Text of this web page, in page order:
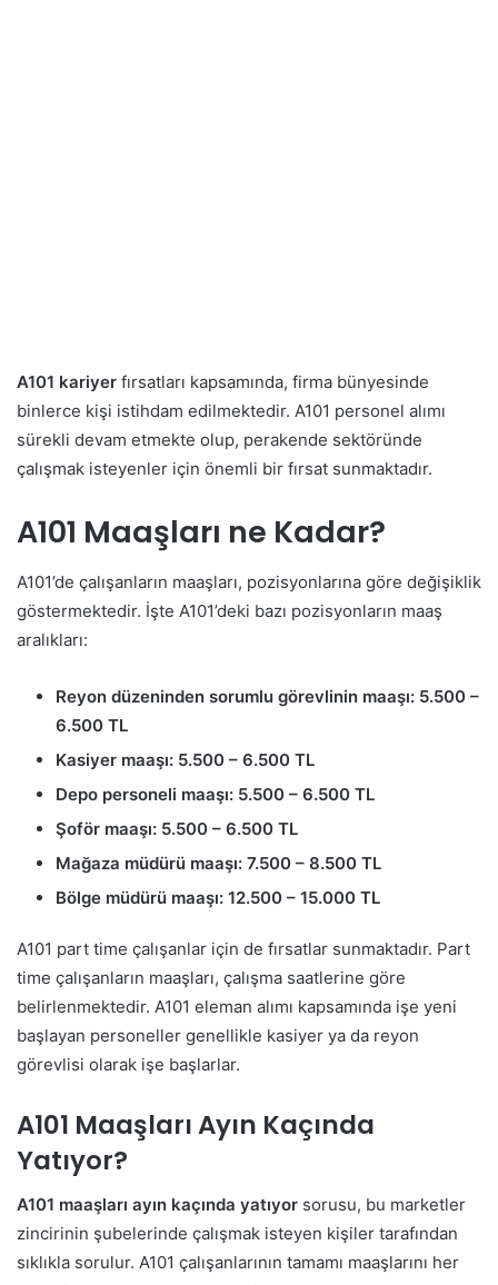
A101 kariyer fırsatları kapsamında, firma bünyesinde
binlerce kişi istihdam edilmektedir. A101 personel alımı
sürekli devam etmekte olup, perakende sektöründe
çalışmak isteyenler için önemli bir fırsat sunmaktadır.
A101 Maaşları ne Kadar?
A101’de çalışanların maaşları, pozisyonlarına göre değişiklik
göstermektedir. İşte A101’deki bazı pozisyonların maaş
aralıkları:
Reyon düzeninden sorumlu görevlinin maaşı: 5.500 –
6.500 TL
Kasiyer maaşı: 5.500 – 6.500 TL
Depo personeli maaşı: 5.500 – 6.500 TL
Şoför maaşı: 5.500 – 6.500 TL
Mağaza müdürü maaşı: 7.500 – 8.500 TL
Bölge müdürü maaşı: 12.500 – 15.000 TL
A101 part time çalışanlar için de fırsatlar sunmaktadır. Part
time çalışanların maaşları, çalışma saatlerine göre
belirlenmektedir. A101 eleman alımı kapsamında işe yeni
başlayan personeller genellikle kasiyer ya da reyon
görevlisi olarak işe başlarlar.
A101 Maaşları Ayın Kaçında
Yatıyor?
A101 maaşları ayın kaçında yatıyor sorusu, bu marketler
zincirinin şubelerinde çalışmak isteyen kişiler tarafından
sıklıkla sorulur. A101 çalışanlarının tamamı maaşlarını her